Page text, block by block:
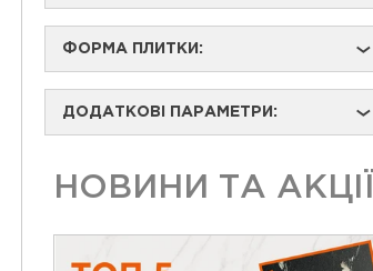
ФОРМА ПЛИТКИ: ›
ДОДАТКОВІ ПАРАМЕТРИ: ›
НОВИНИ ТА АКЦІЇ